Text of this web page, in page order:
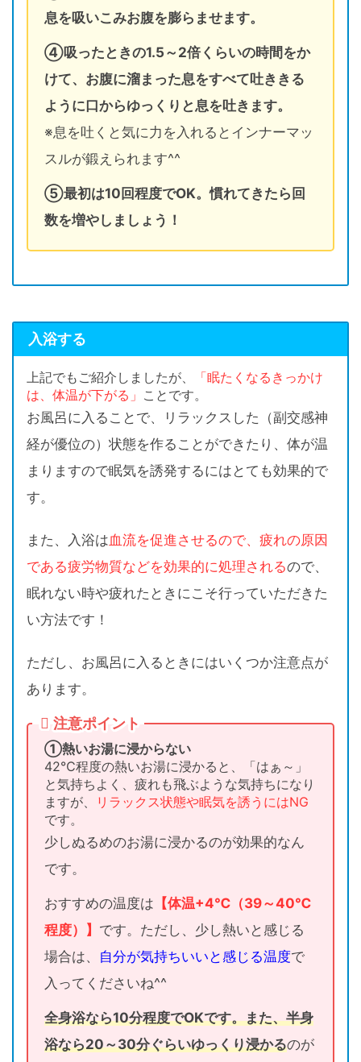
息を吸いこみお腹を膨らませます。
④吸ったときの1.5～2倍くらいの時間をか
けて、お腹に溜まった息をすべて吐ききる
ように口からゆっくりと息を吐きます。
※息を吐くと気に力を入れるとインナーマッ
スルが鍛えられます^^
⑤最初は10回程度でOK。慣れてきたら回
数を増やしましょう！
入浴する
上記でもご紹介しましたが、
「眠たくなるきっかけ
は、体温が下がる」 ことです。
お風呂に入ることで、リラックスした（副交感神
経が優位の）状態を作ることができたり、体が温
まりますので眠気を誘発するにはとても効果的で
す。
また、入浴は血流を促進させるので、疲れの原因
である疲労物質などを効果的に処理されるので、
眠れない時や疲れたときにこそ行っていただきた
い方法です！
ただし、お風呂に入るときにはいくつか注意点が
あります。
注意ポイント
①熱いお湯に浸からない
42℃程度の熱いお湯に浸かると、「はぁ～」
と気持ちよく、疲れも飛ぶような気持ちになり
ますが、
リラックス状態や眠気を誘うにはNG
です。
少しぬるめのお湯に浸かるのが効果的なん
です。
おすすめの温度は 【体温+4℃（39～40℃
程度）】 です。ただし、少し熱いと感じる
場合は、 自分が気持ちいいと感じる温度で
入ってくださいね^^
全身浴なら10分程度でOKです。また、半身
浴なら20～30分ぐらいゆっくり浸かるのが